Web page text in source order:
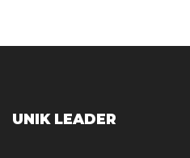
UNIK LEADER